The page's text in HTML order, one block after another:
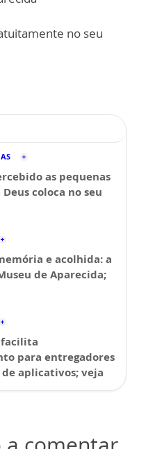
no seu
as pequenas
coloca no seu
e acolhida: a
de Aparecida;
facilita
para entregadores
aplicativos; veja